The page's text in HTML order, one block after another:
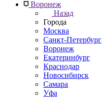
Воронеж
Назад
Города
Москва
Санкт-Петербург
Воронеж
Екатеринбург
Краснодар
Новосибирск
Самара
Уфа